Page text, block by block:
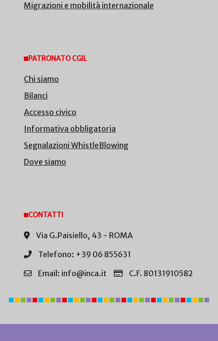
Migrazioni e mobilità internazionale
PATRONATO CGIL
Chi siamo
Bilanci
Accesso civico
Informativa obbligatoria
Segnalazioni WhistleBlowing
Dove siamo
CONTATTI
Via G.Paisiello, 43 - ROMA
Telefono: +39 06 855631
Email: info@inca.it
C.F. 80131910582